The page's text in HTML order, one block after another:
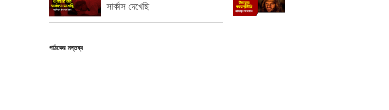
সার্কাস দেখেছি
পাঠকের মন্তব্য